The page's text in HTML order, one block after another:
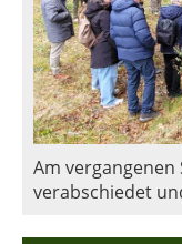
Am
verabschiedet